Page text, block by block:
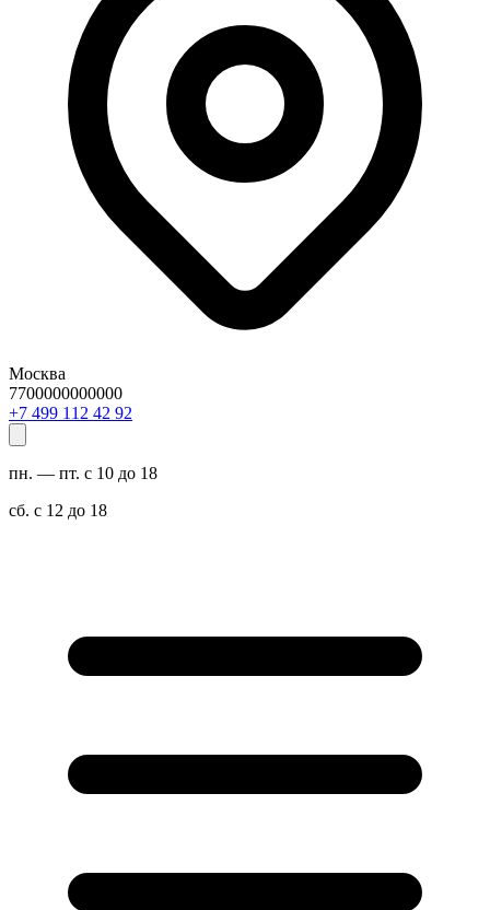
Москва
7700000000000
29 24 211 994 7+
пн. — пт. с 10 до 18
сб. с 12 до 18